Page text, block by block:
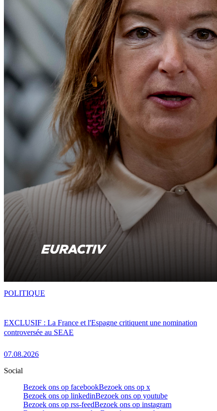
EXCLUSIF : La France et l'Espagne critiquent une nomination
controversée au SEAE
07.08.2026
POLITIQUE
Social
Bezoek ons op facebookBezoek ons op x
Bezoek ons op linkedinBezoek ons op youtube
Bezoek ons op rss-feedBezoek ons op instagram